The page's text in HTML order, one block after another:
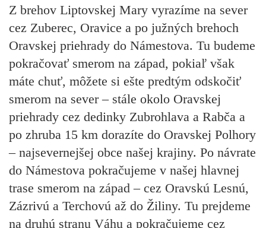
Z brehov Liptovskej Mary vyrazíme na sever
cez Zuberec, Oravice a po južných brehoch
Oravskej priehrady do Námestova. Tu budeme
pokračovať smerom na západ, pokiaľ však
máte chuť, môžete si ešte predtým odskočiť
smerom na sever – stále okolo Oravskej
priehrady cez dedinky Zubrohlava a Rabča a
po zhruba 15 km dorazíte do Oravskej Polhory
– najsevernejšej obce našej krajiny. Po návrate
do Námestova pokračujeme v našej hlavnej
trase smerom na západ – cez Oravskú Lesnú,
Zázrivú a Terchovú až do Žiliny. Tu prejdeme
na druhú stranu Váhu a pokračujeme cez